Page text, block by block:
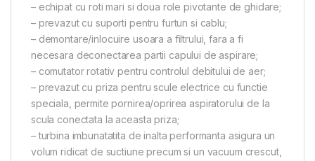
– echipat cu roti mari si doua role pivotante de ghidare;
– prevazut cu suporti pentru furtun si cablu;
– demontare/inlocuire usoara a filtrului, fara a fi
necesara deconectarea partii capului de aspirare;
– comutator rotativ pentru controlul debitului de aer;
– prevazut cu priza pentru scule electrice cu functie
speciala, permite pornirea/oprirea aspiratorului de la
scula conectata la aceasta priza;
– turbina imbunatatita de inalta performanta asigura un
volum ridicat de suctiune precum si un vacuum crescut,